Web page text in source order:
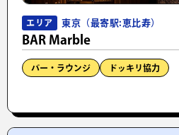
エリア 東京（最寄駅:恵比寿）
BAR Marble
バー・ラウンジ ドッキリ協力